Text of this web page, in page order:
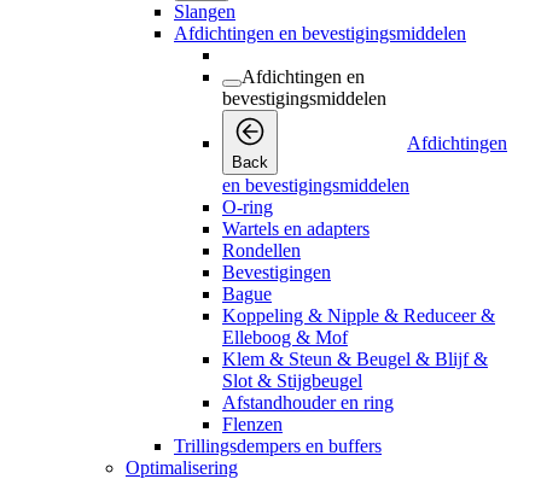
Slangen
Afdichtingen en bevestigingsmiddelen
Afdichtingen en
bevestigingsmiddelen
Back
Afdichtingen
en bevestigingsmiddelen
O-ring
Wartels en adapters
Rondellen
Bevestigingen
Bague
Koppeling & Nipple & Reduceer &
Elleboog & Mof
Klem & Steun & Beugel & Blijf &
Slot & Stijgbeugel
Afstandhouder en ring
Flenzen
Trillingsdempers en buffers
Optimalisering